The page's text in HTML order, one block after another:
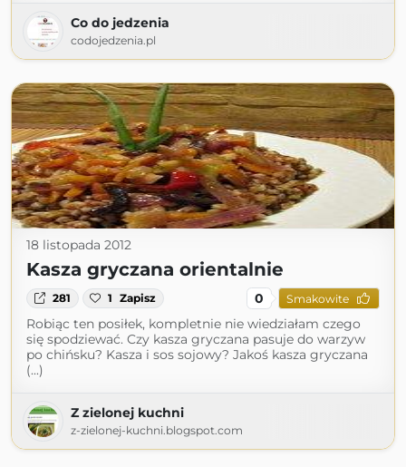
Co do jedzenia
codojedzenia.pl
18 listopada 2012
Kasza gryczana orientalnie
281 1 Zapisz 0 Smakowite
Robiąc ten posiłek, kompletnie nie wiedziałam czego
się spodziewać. Czy kasza gryczana pasuje do warzyw
po chińsku? Kasza i sos sojowy? Jakoś kasza gryczana
(...)
Z zielonej kuchni
z-zielonej-kuchni.blogspot.com